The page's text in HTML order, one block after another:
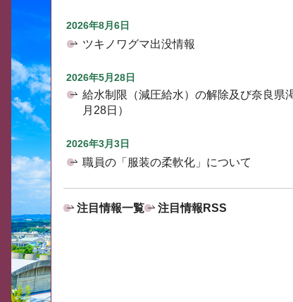
2026年8月6日
ツキノワグマ出没情報
2026年5月28日
給水制限（減圧給水）の解除及び奈良県
月28日）
2026年3月3日
職員の「服装の柔軟化」について
注目情報一覧 注目情報RSS